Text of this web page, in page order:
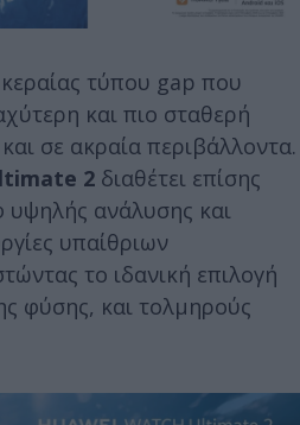
τύπου gap που
και πιο σταθερή
σε ακραία περιβάλλοντα.
2 διαθέτει επίσης
ανάλυσης και
υπαίθριων
το ιδανική επιλογή
φύσης, και τολμηρούς